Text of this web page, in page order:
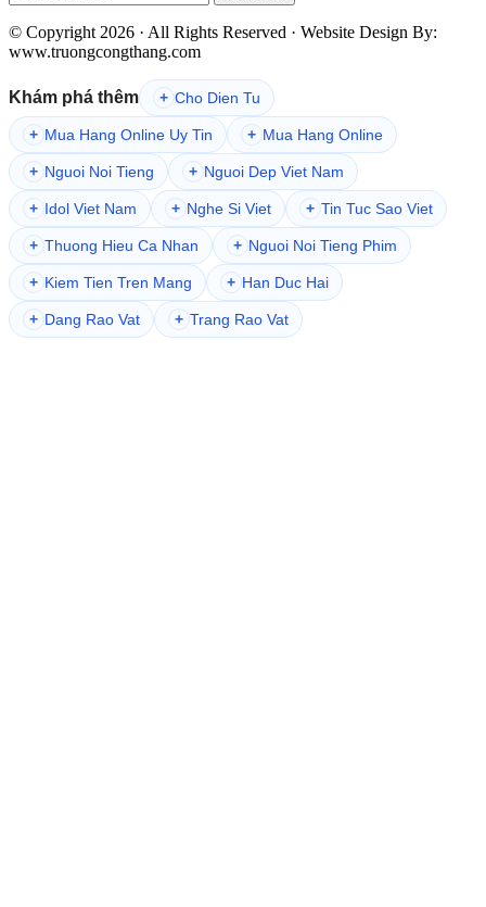
© Copyright 2026 · All Rights Reserved · Website Design By:
www.truongcongthang.com
Khám phá thêm + Cho Dien Tu
+ Mua Hang Online Uy Tin + Mua Hang Online
+ Nguoi Noi Tieng + Nguoi Dep Viet Nam
+ Idol Viet Nam + Nghe Si Viet + Tin Tuc Sao Viet
+ Thuong Hieu Ca Nhan + Nguoi Noi Tieng Phim
+ Kiem Tien Tren Mang + Han Duc Hai
+ Dang Rao Vat + Trang Rao Vat